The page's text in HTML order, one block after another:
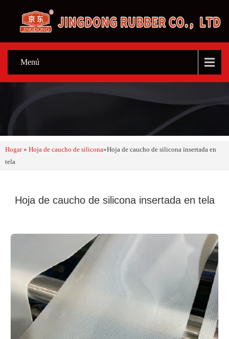
Menú
Hogar» Hoja de caucho de silicona»Hoja de caucho de silicona insertada en
tela
Hoja de caucho de silicona insertada en tela